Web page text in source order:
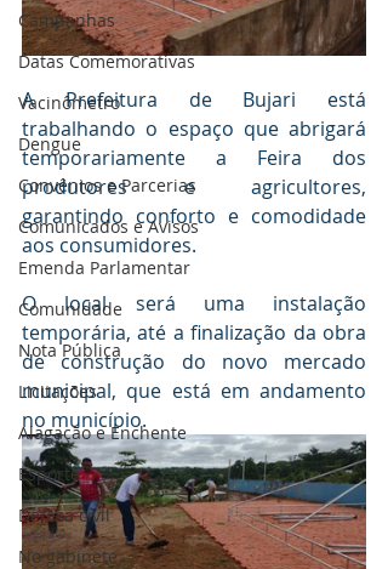
Campanhas
Datas Comemorativas
Vacinômetro
Dengue
Convênios e Parcerias
Comunicados e Avisos
Emenda Parlamentar
Comunidade
Nota Pública
Licitações
Alagação e Enchente
Esporte
Defesa civil
No gabinete
A Prefeitura de Bujari está
trabalhando o espaço que abrigará
temporariamente a Feira dos
produtores e agricultores,
garantindo conforto e comodidade
aos consumidores.
O local será uma instalação
temporária, até a finalização da obra
de construção do novo mercado
municipal, que está em andamento
no município.